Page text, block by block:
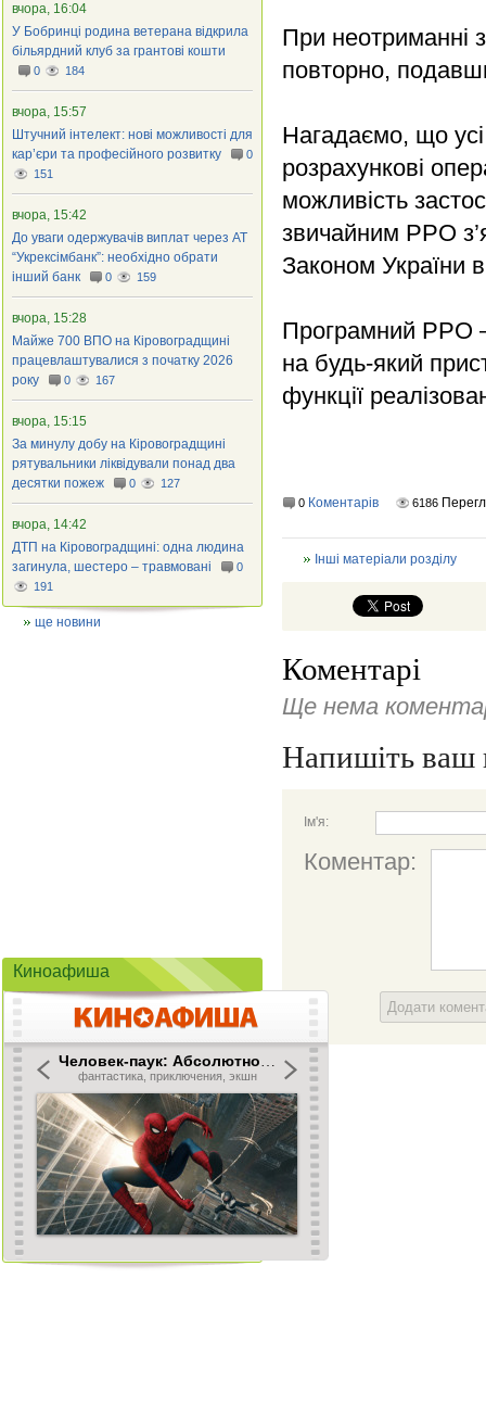
При неотриманні
повторно,
Нагадаємо, що усі
розрахункові
можливість
звичайним РРО
Законом України
Програмний РРО
на будь-який
функції
0 Коментарів 6186
Інші матеріали розділу
Коментарі
Ще нема
Напишіть ваш
Ім'я:
Коментар:
Додати
вчора, 16:04
У Бобринці родина ветерана відкрила
більярдний клуб за грантові кошти
0 184
вчора, 15:57
Штучний інтелект: нові можливості для
кар’єри та професійного розвитку
0
151
вчора, 15:42
До уваги одержувачів виплат через АТ
“Укрексімбанк”: необхідно обрати
інший банк
0 159
вчора, 15:28
Майже 700 ВПО на Кіровоградщині
працевлаштувалися з початку 2026
року
0 167
вчора, 15:15
За минулу добу на Кіровоградщині
рятувальники ліквідували понад два
десятки пожеж
0 127
вчора, 14:42
ДТП на Кіровоградщині: одна людина
загинула, шестеро – травмовані
0
191
ще новини
Киноафиша